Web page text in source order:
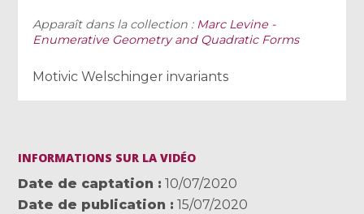
Apparaît dans la collection : Marc Levine -
Enumerative Geometry and Quadratic Forms
Motivic Welschinger invariants
INFORMATIONS SUR LA VIDÉO
Date de captation
10/07/2020
Date de publication
15/07/2020